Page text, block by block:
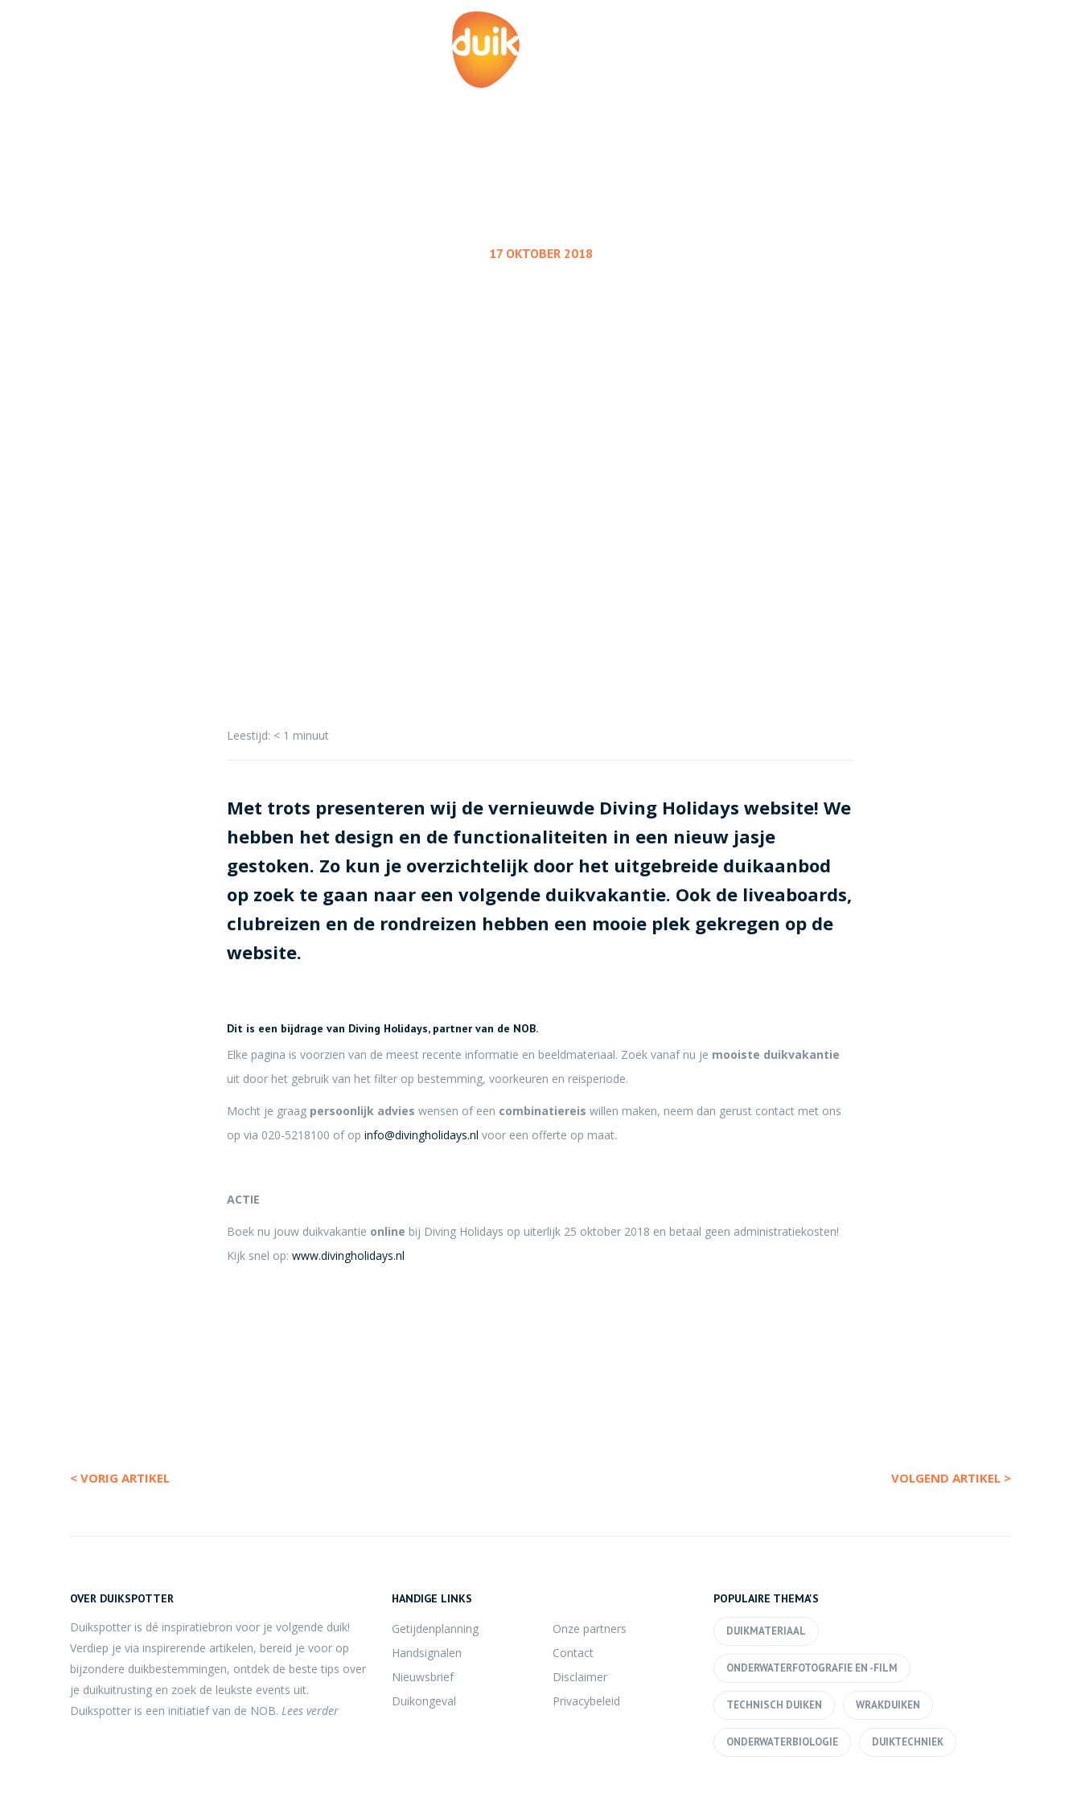
17 OKTOBER 2018
Leestijd: < 1 minuut
Met trots presenteren wij de vernieuwde Diving Holidays website! We
hebben het design en de functionaliteiten in een nieuw jasje
gestoken. Zo kun je overzichtelijk door het uitgebreide duikaanbod
op zoek te gaan naar een volgende duikvakantie. Ook de liveaboards,
clubreizen en de rondreizen hebben een mooie plek gekregen op de
website.
Dit is een bijdrage van Diving Holidays, partner van de NOB.
Elke pagina is voorzien van de meest recente informatie en beeldmateriaal. Zoek vanaf nu je mooiste duikvakantie
uit door het gebruik van het filter op bestemming, voorkeuren en reisperiode.
Mocht je graag persoonlijk advies wensen of een combinatiereis willen maken, neem dan gerust contact met ons
op via 020-5218100 of op info@divingholidays.nl voor een offerte op maat.
ACTIE
Boek nu jouw duikvakantie online bij Diving Holidays op uiterlijk 25 oktober 2018 en betaal geen administratiekosten!
Kijk snel op: www.divingholidays.nl
< VORIG ARTIKEL VOLGEND ARTIKEL >
OVER DUIKSPOTTER
Duikspotter is dé inspiratiebron voor je volgende duik!
Verdiep je via inspirerende artikelen, bereid je voor op
bijzondere duikbestemmingen, ontdek de beste tips over
je duikuitrusting en zoek de leukste events uit.
Duikspotter is een initiatief van de NOB. Lees verder
HANDIGE LINKS
Getijdenplanning
Handsignalen
Nieuwsbrief
Duikongeval
Onze partners
Contact
Disclaimer
Privacybeleid
POPULAIRE THEMA'S
DUIKMATERIAAL
ONDERWATERFOTOGRAFIE EN -FILM
TECHNISCH DUIKEN WRAKDUIKEN
ONDERWATERBIOLOGIE DUIKTECHNIEK